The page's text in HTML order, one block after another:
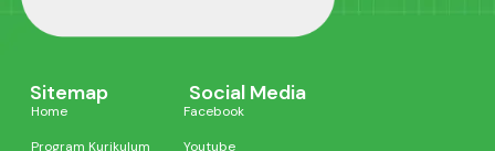
Sitemap
Home
Program Kurikulum
Social Media
Facebook
Youtube